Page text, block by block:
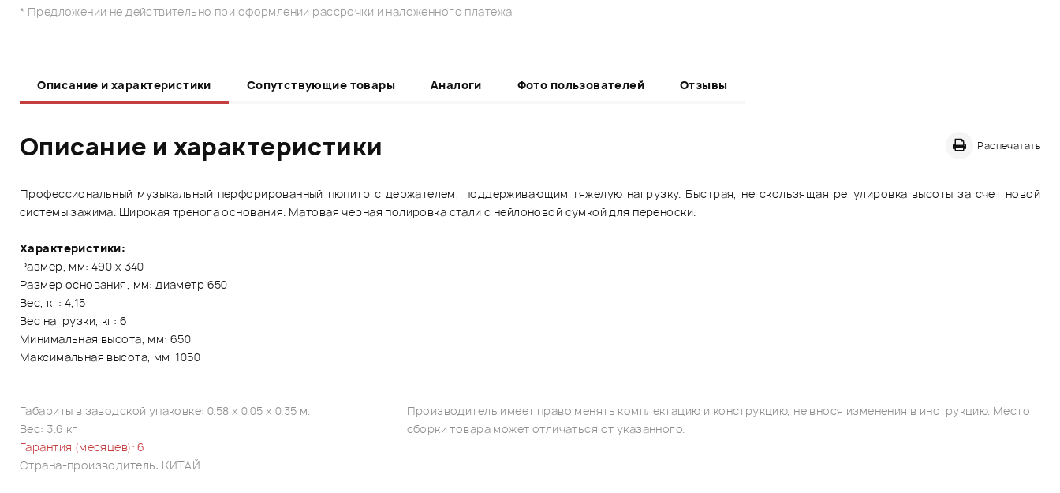
* Предложении не действительно при оформлении рассрочки и наложенного платежа
Описание и характеристики Сопутствующие товары Аналоги Фото пользователей Отзывы
Описание и характеристики Распечатать
Профессиональный музыкальный перфорированный пюпитр с держателем, поддерживающим тяжелую нагрузку. Быстрая, не скользящая регулировка высоты за счет новой
системы зажима. Широкая тренога основания. Матовая черная полировка стали с нейлоновой сумкой для переноски.
Характеристики:
Размер, мм: 490 х 340
Размер основания, мм: диаметр 650
Вес, кг: 4,15
Вес нагрузки, кг: 6
Минимальная высота, мм: 650
Максимальная высота, мм: 1050
Габариты в заводской упаковке: 0.58 x 0.05 x 0.35 м.
Вес: 3.6 кг
Гарантия (месяцев): 6
Страна-производитель: КИТАЙ
Производитель имеет право менять комплектацию и конструкцию, не внося изменения в инструкцию. Место
сборки товара может отличаться от указанного.